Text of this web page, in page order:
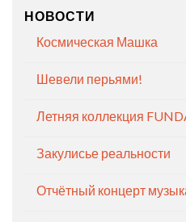
НОВОСТИ
Космическая Машка
Шевели перьями!
Летняя коллекция
Закулисье реальности
Отчётный концерт